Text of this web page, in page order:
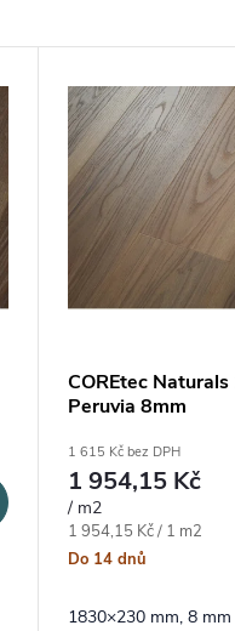
COREtec
Peruvia 8mm
1 615 Kč bez DPH
1 954,15 Kč
/ m2
Měrná cena:
1 954,15 Kč / 1 m2
Do 14 dnů
1830×230 mm, 8